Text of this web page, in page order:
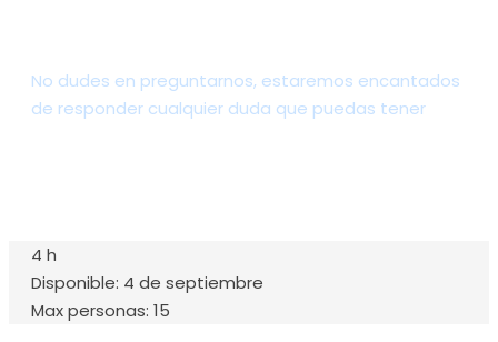
No dudes en preguntarnos, estaremos encantados
de responder cualquier duda que puedas tener
4 h
Disponible: 4 de septiembre
Max personas: 15